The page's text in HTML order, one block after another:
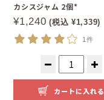
カシスジャム 2個*
¥1,240 (税込 ¥1,339)
1件
カートに入れる